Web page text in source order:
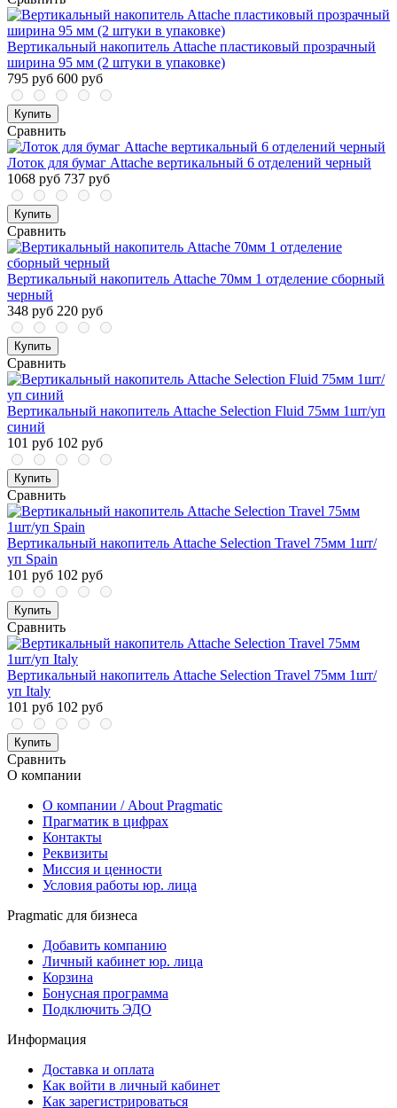
Вертикальный накопитель Attache пластиковый прозрачный
ширина 95 мм (2 штуки в упаковке)
795 руб 600 руб
Купить
Сравнить
Лоток для бумаг Attache вертикальный 6 отделений черный
1068 руб 737 руб
Купить
Сравнить
Вертикальный накопитель Attache 70мм 1 отделение сборный
черный
348 руб 220 руб
Купить
Сравнить
Вертикальный накопитель Attache Selection Fluid 75мм 1шт/уп
синий
101 руб 102 руб
Купить
Сравнить
Вертикальный накопитель Attache Selection Travel 75мм 1шт/
уп Spain
101 руб 102 руб
Купить
Сравнить
Вертикальный накопитель Attache Selection Travel 75мм 1шт/
уп Italy
101 руб 102 руб
Купить
Сравнить
О компании
О компании / About Pragmatic
Прагматик в цифрах
Контакты
Реквизиты
Миссия и ценности
Условия работы юр. лица
Pragmatic для бизнеса
Добавить компанию
Личный кабинет юр. лица
Корзина
Бонусная программа
Подключить ЭДО
Информация
Доставка и оплата
Как войти в личный кабинет
Как зарегистрироваться